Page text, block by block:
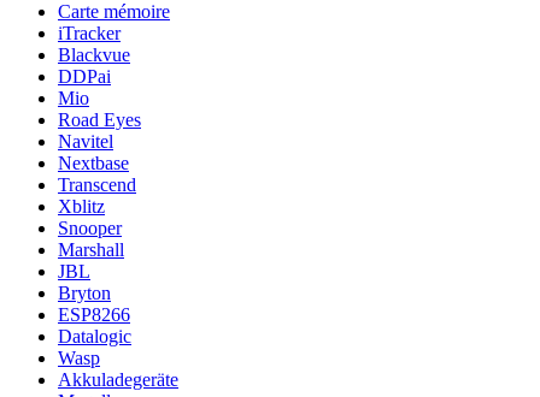
Carte mémoire
iTracker
Blackvue
DDPai
Mio
Road Eyes
Navitel
Nextbase
Transcend
Xblitz
Snooper
Marshall
JBL
Bryton
ESP8266
Datalogic
Wasp
Akkuladegeräte